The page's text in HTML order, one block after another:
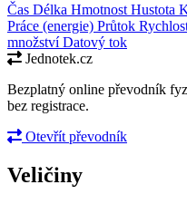
Čas Délka Hmotnost Hustota
Práce (energie) Průtok
množstvíDatový tok
Jednotek.cz
Bezplatný online převodník
bez registrace.
Otevřít převodník
Veličiny